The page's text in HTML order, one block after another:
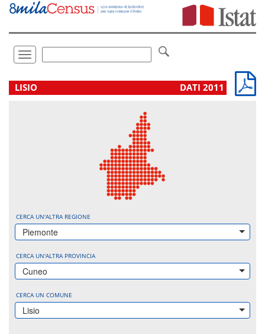
Vai
direttamente
Toggle
navigation
LISIO DATI 2011
CERCA UN'ALTRA REGIONE
Piemonte
CERCA UN'ALTRA PROVINCIA
Cuneo
CERCA UN COMUNE
Lisio